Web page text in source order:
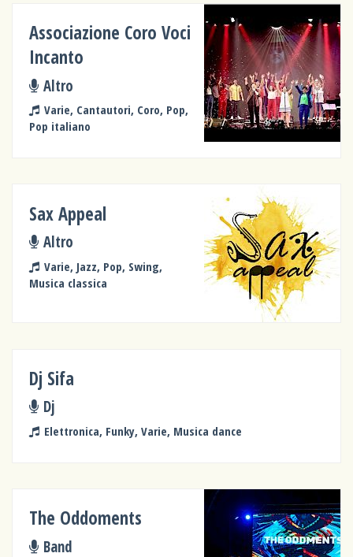
Associazione Coro Voci
Incanto
Altro
Varie, Cantautori, Coro, Pop,
Pop italiano
Sax Appeal
Altro
Varie, Jazz, Pop, Swing,
Musica classica
Dj Sifa
Dj
Elettronica, Funky, Varie, Musica dance
The Oddoments
Band